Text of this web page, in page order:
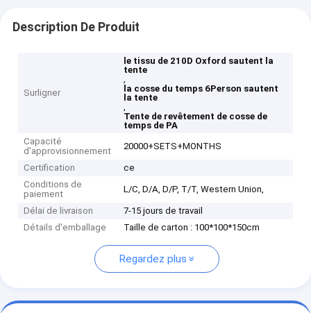
Description De Produit
Surligner
le tissu de 210D Oxford sautent la
tente
,
la cosse du temps 6Person sautent
la tente
,
Tente de revêtement de cosse de
temps de PA
Capacité
d'approvisionnement
20000+SETS+MONTHS
Certification
ce
Conditions de
paiement
L/C, D/A, D/P, T/T, Western Union,
Délai de livraison
7-15 jours de travail
Détails d'emballage
Taille de carton : 100*100*150cm
Regardez plus